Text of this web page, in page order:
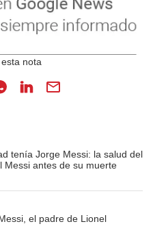
tenía Jorge Messi: la salud del
Messi antes de su muerte
el padre de Lionel